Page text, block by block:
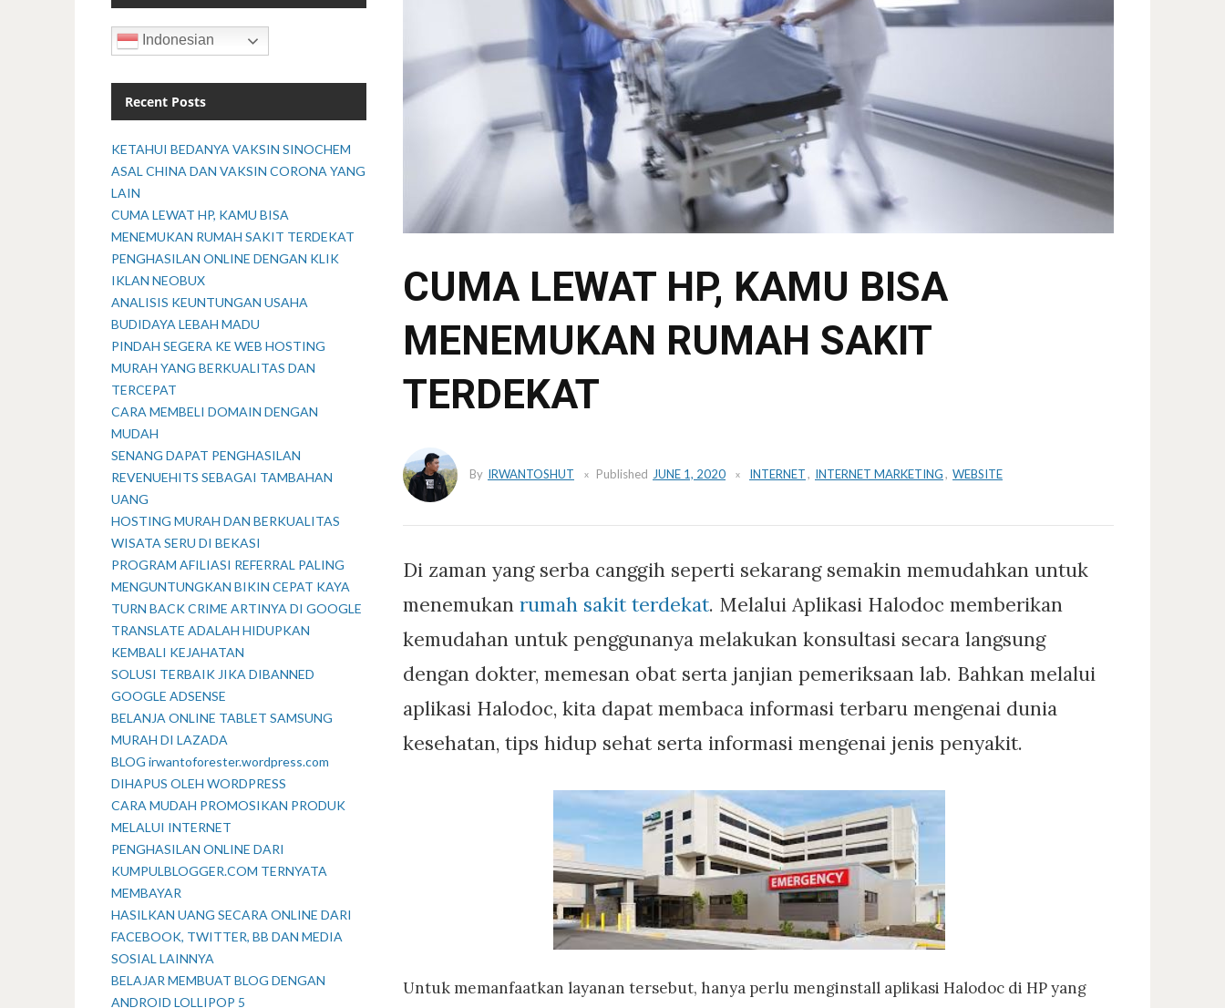
CUMA LEWAT HP, KAMU BISA
MENEMUKAN RUMAH SAKIT
TERDEKAT
By IRWANTOSHUT Published JUNE 1, 2020 INTERNET, INTERNET MARKETING, WEBSITE
Di zaman yang serba canggih seperti sekarang semakin memudahkan untuk
menemukan rumah sakit terdekat. Melalui Aplikasi Halodoc memberikan
kemudahan untuk penggunanya melakukan konsultasi secara langsung
dengan dokter, memesan obat serta janjian pemeriksaan lab. Bahkan melalui
aplikasi Halodoc, kita dapat membaca informasi terbaru mengenai dunia
kesehatan, tips hidup sehat serta informasi mengenai jenis penyakit.
Untuk memanfaatkan layanan tersebut, hanya perlu menginstall aplikasi Halodoc di HP yang
Indonesian
Recent Posts
KETAHUI BEDANYA VAKSIN SINOCHEM
ASAL CHINA DAN VAKSIN CORONA YANG
LAIN
CUMA LEWAT HP, KAMU BISA
MENEMUKAN RUMAH SAKIT TERDEKAT
PENGHASILAN ONLINE DENGAN KLIK
IKLAN NEOBUX
ANALISIS KEUNTUNGAN USAHA
BUDIDAYA LEBAH MADU
PINDAH SEGERA KE WEB HOSTING
MURAH YANG BERKUALITAS DAN
TERCEPAT
CARA MEMBELI DOMAIN DENGAN
MUDAH
SENANG DAPAT PENGHASILAN
REVENUEHITS SEBAGAI TAMBAHAN
UANG
HOSTING MURAH DAN BERKUALITAS
WISATA SERU DI BEKASI
PROGRAM AFILIASI REFERRAL PALING
MENGUNTUNGKAN BIKIN CEPAT KAYA
TURN BACK CRIME ARTINYA DI GOOGLE
TRANSLATE ADALAH HIDUPKAN
KEMBALI KEJAHATAN
SOLUSI TERBAIK JIKA DIBANNED
GOOGLE ADSENSE
BELANJA ONLINE TABLET SAMSUNG
MURAH DI LAZADA
BLOG irwantoforester.wordpress.com
DIHAPUS OLEH WORDPRESS
CARA MUDAH PROMOSIKAN PRODUK
MELALUI INTERNET
PENGHASILAN ONLINE DARI
KUMPULBLOGGER.COM TERNYATA
MEMBAYAR
HASILKAN UANG SECARA ONLINE DARI
FACEBOOK, TWITTER, BB DAN MEDIA
SOSIAL LAINNYA
BELAJAR MEMBUAT BLOG DENGAN
ANDROID LOLLIPOP 5